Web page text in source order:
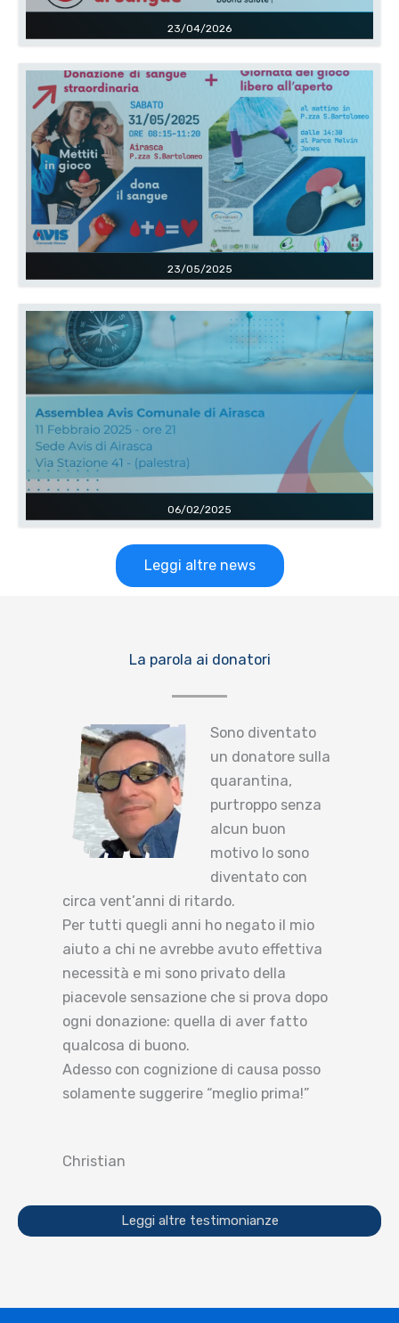
23/04/2026
23/05/2025
06/02/2025
Leggi altre news
La parola ai donatori
Sono diventato
un donatore sulla
quarantina,
purtroppo senza
alcun buon
motivo lo sono
diventato con
circa vent’anni di ritardo.
Per tutti quegli anni ho negato il mio
aiuto a chi ne avrebbe avuto effettiva
necessità e mi sono privato della
piacevole sensazione che si prova dopo
ogni donazione: quella di aver fatto
qualcosa di buono.
Adesso con cognizione di causa posso
solamente suggerire “meglio prima!”
Christian
Leggi altre testimonianze